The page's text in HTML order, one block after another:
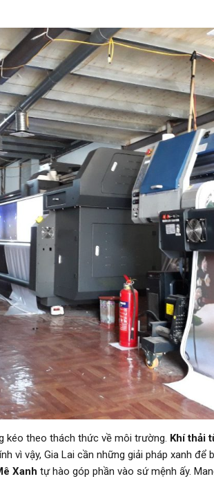
kéo theo thách thức về môi trường. Khí thải
vì vậy, Gia Lai cần những giải pháp xanh
Xanh tự hào góp phần vào sứ mệnh ấy.